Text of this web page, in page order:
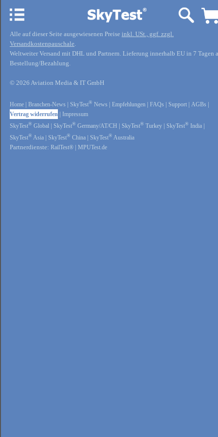
Alle auf dieser Seite ausgewiesenen Preise inkl. USt., ggf. zzgl.
Versandkostenpauschale.
Weltweiter Versand mit DHL und Partnern. Lieferung innerhalb EU in 7 Tagen
Bestellung/Bezahlung.
© 2026 Aviation Media & IT GmbH
Home Branchen-News SkyTest® News Empfehlungen FAQs Support AGBs
Vertrag widerrufen
Impressum
SkyTest® Global SkyTest® Germany/AT/CH SkyTest® Turkey SkyTest® India
SkyTest® Asia SkyTest® China SkyTest® Australia
Partnerdienste: RailTest® MPUTest.de